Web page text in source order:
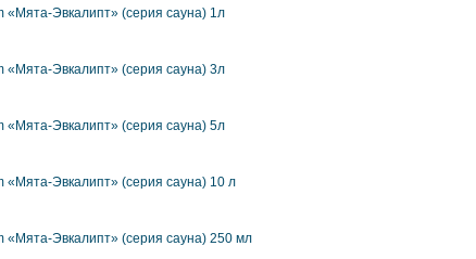
«Мята-Эвкалипт» (серия сауна) 1л
«Мята-Эвкалипт» (серия сауна) 3л
«Мята-Эвкалипт» (серия сауна) 5л
«Мята-Эвкалипт» (серия сауна) 10 л
«Мята-Эвкалипт» (серия сауна) 250 мл